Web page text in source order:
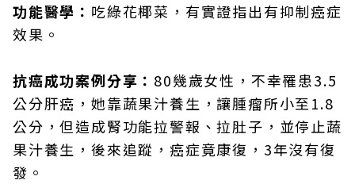
功能醫學： 吃綠花椰菜，有實證指出有抑制癌症
效果。
抗癌成功案例分享： 80幾歲女性，不幸罹患3.5
公分肝癌，她靠蔬果汁養生，讓腫瘤所小至1.8
公分，但造成腎功能拉警報、拉肚子，並停止蔬
果汁養生，後來追蹤，癌症竟康復，3年沒有復
發。